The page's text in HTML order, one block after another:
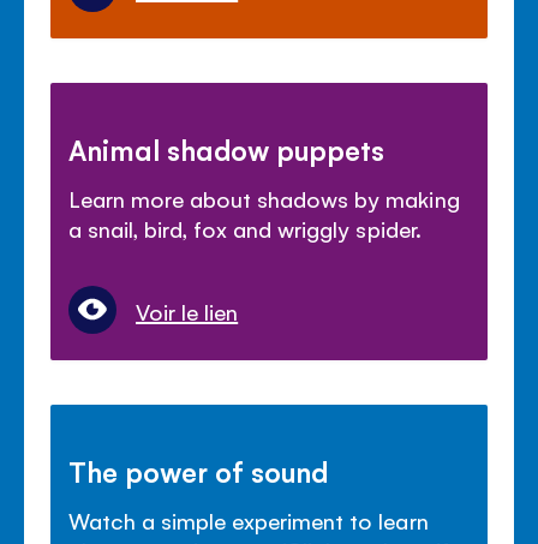
Animal shadow puppets
Learn more about shadows by making
a snail, bird, fox and wriggly spider.
Voir le lien
The power of sound
Watch a simple experiment to learn